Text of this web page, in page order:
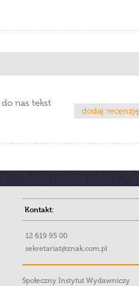
nas tekst
Kontakt:
12 619 95 00
sekretariat@znak.com.pl
Społeczny Instytut Wydawniczy